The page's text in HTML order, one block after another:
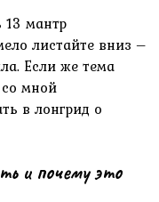
мантр
листайте вниз –
Если же тема
со мной
в лонгрид о
и почему это